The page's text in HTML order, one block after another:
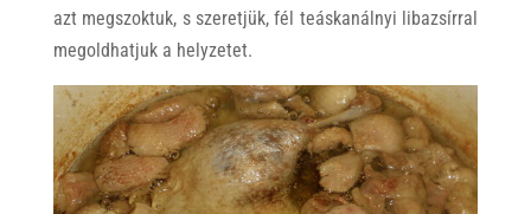
azt megszoktuk, s szeretjük, fél teáskanálnyi libazsírral
megoldhatjuk a helyzetet.